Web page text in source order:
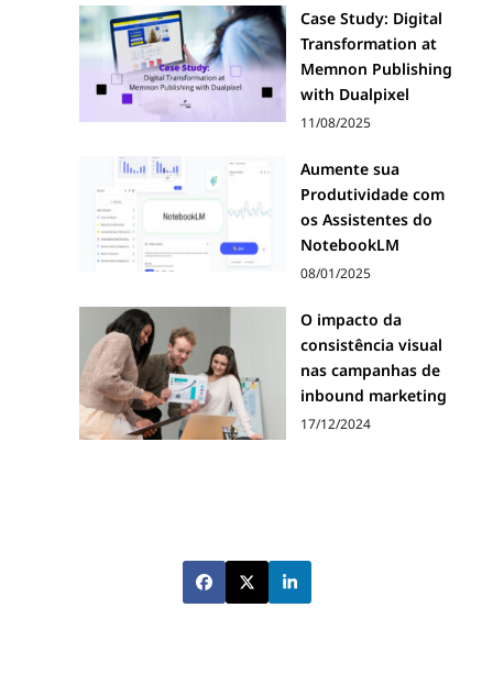
Case Study: Digital
Transformation at
Memnon Publishing
with Dualpixel
11/08/2025
Aumente sua
Produtividade com
os Assistentes do
NotebookLM
08/01/2025
O impacto da
consistência visual
nas campanhas de
inbound marketing
17/12/2024